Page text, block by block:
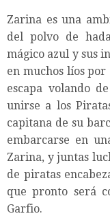
Zarina es una
del polvo de
mágico azul y sus
en muchos líos por
escapa volando
unirse a los
capitana de su
embarcarse en
Zarina, y juntas
de piratas
que pronto será
Garfio.